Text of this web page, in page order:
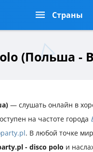
Страны
(Польша -
— слушать онлайн в
на частоте города
. В любой точке
- disco polo и